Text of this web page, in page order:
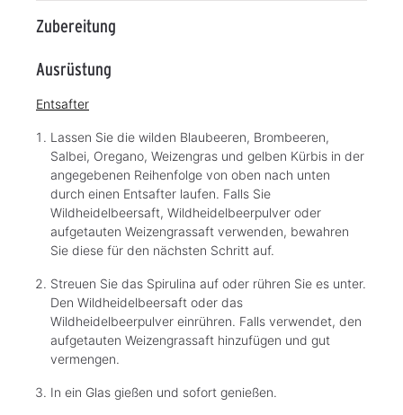
Zubereitung
Ausrüstung
Entsafter
Lassen Sie die wilden Blaubeeren, Brombeeren,
Salbei, Oregano, Weizengras und gelben Kürbis in der
angegebenen Reihenfolge von oben nach unten
durch einen Entsafter laufen. Falls Sie
Wildheidelbeersaft, Wildheidelbeerpulver oder
aufgetauten Weizengrassaft verwenden, bewahren
Sie diese für den nächsten Schritt auf.
Streuen Sie das Spirulina auf oder rühren Sie es unter.
Den Wildheidelbeersaft oder das
Wildheidelbeerpulver einrühren. Falls verwendet, den
aufgetauten Weizengrassaft hinzufügen und gut
vermengen.
In ein Glas gießen und sofort genießen.